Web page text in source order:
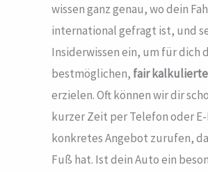
wissen ganz genau, wo dein
international gefragt ist, und
Insiderwissen ein, um für dich
bestmöglichen, fair
erzielen. Oft können wir dir
kurzer Zeit per Telefon oder
konkretes Angebot zurufen,
Fuß hat. Ist dein Auto ein